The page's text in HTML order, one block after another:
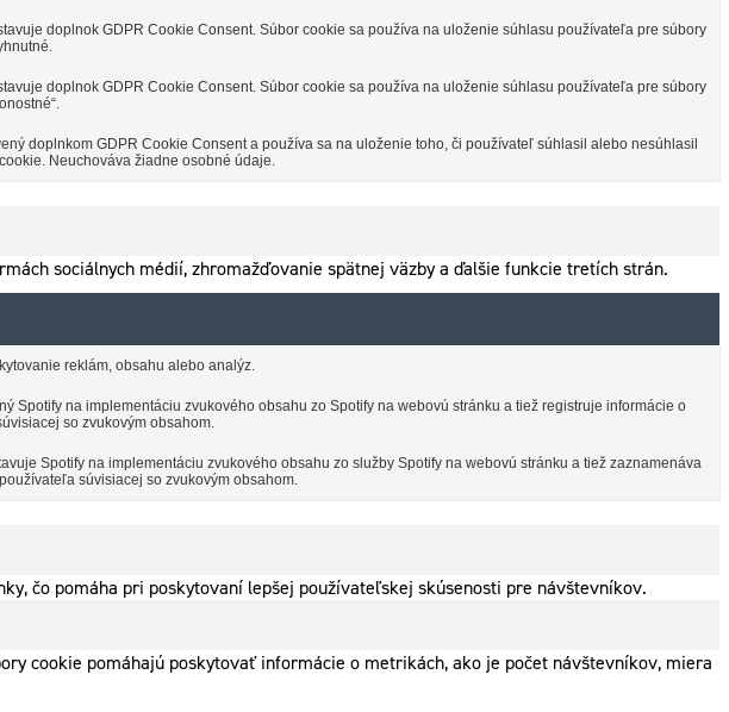
doplnok GDPR Cookie Consent. Súbor cookie sa používa na uloženie súhlasu používateľa pre súbory
doplnok GDPR Cookie Consent. Súbor cookie sa používa na uloženie súhlasu používateľa pre súbory
doplnkom GDPR Cookie Consent a používa sa na uloženie toho, či používateľ súhlasil alebo nesúhlasil
Neuchováva žiadne osobné údaje.
sociálnych médií, zhromažďovanie spätnej väzby a ďalšie funkcie tretích strán.
reklám, obsahu alebo analýz.
Spotify na implementáciu zvukového obsahu zo Spotify na webovú stránku a tiež registruje informácie o
so zvukovým obsahom.
Spotify na implementáciu zvukového obsahu zo služby Spotify na webovú stránku a tiež zaznamenáva
súvisiacej so zvukovým obsahom.
čo pomáha pri poskytovaní lepšej používateľskej skúsenosti pre návštevníkov.
cookie pomáhajú poskytovať informácie o metrikách, ako je počet návštevníkov, miera